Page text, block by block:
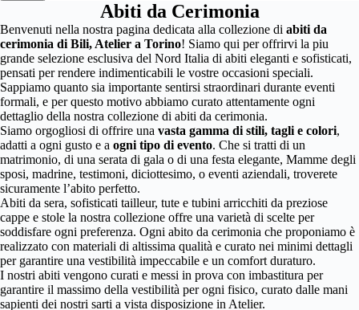
Abiti da Cerimonia
Benvenuti nella nostra pagina dedicata alla collezione di abiti da
cerimonia di Bili, Atelier a Torino! Siamo qui per offrirvi la piu
grande selezione esclusiva del Nord Italia di abiti eleganti e sofisticati,
pensati per rendere indimenticabili le vostre occasioni speciali.
Sappiamo quanto sia importante sentirsi straordinari durante eventi
formali, e per questo motivo abbiamo curato attentamente ogni
dettaglio della nostra collezione di abiti da cerimonia.
Siamo orgogliosi di offrire una vasta gamma di stili, tagli e colori,
adatti a ogni gusto e a ogni tipo di evento. Che si tratti di un
matrimonio, di una serata di gala o di una festa elegante, Mamme degli
sposi, madrine, testimoni, diciottesimo, o eventi aziendali, troverete
sicuramente l’abito perfetto.
Abiti da sera, sofisticati tailleur, tute e tubini arricchiti da preziose
cappe e stole la nostra collezione offre una varietà di scelte per
soddisfare ogni preferenza. Ogni abito da cerimonia che proponiamo è
realizzato con materiali di altissima qualità e curato nei minimi dettagli
per garantire una vestibilità impeccabile e un comfort duraturo.
I nostri abiti vengono curati e messi in prova con imbastitura per
garantire il massimo della vestibilità per ogni fisico, curato dalle mani
sapienti dei nostri sarti a vista disposizione in Atelier.